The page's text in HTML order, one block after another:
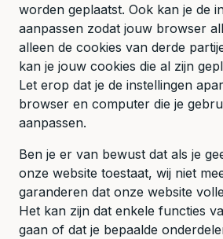
worden geplaatst. Ook kan je de
aanpassen zodat jouw browser
alleen de cookies van derde
kan je jouw cookies die al zijn
Let erop dat je de instellingen
browser en computer die je
aanpassen.
Ben je er van bewust dat als je
onze website toestaat, wij niet
garanderen dat onze website
Het kan zijn dat enkele functies
gaan of dat je bepaalde